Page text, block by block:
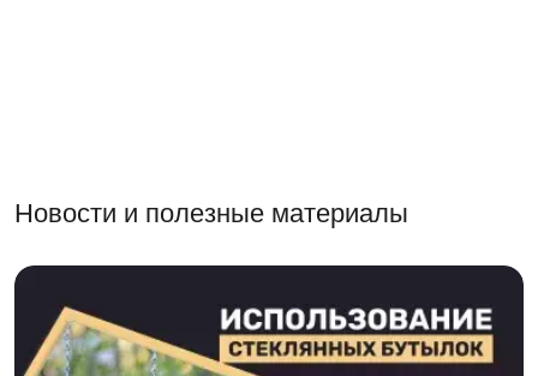
Новости и полезные материалы